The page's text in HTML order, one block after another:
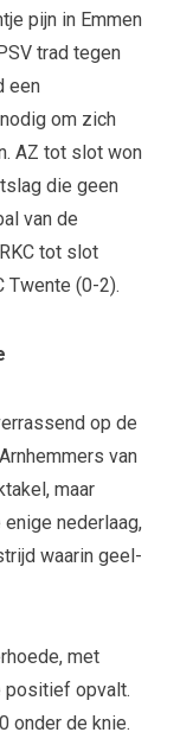
pijn in Emmen
trad tegen
een
om zich
AZ tot slot won
die geen
van de
tot slot
Twente (0-2).
op de
van
maar
nederlaag,
waarin geel-
met
positief opvalt.
onder de knie.